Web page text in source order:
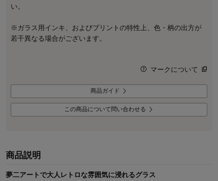
い。
※ガラス用インキ、およびプリントの特性上、色・柄の出方が
若干異なる場合がございます。
マークについて
商品ガイド
この商品について問い合わせる
商品説明
夢二アートで大人レトロな雰囲気に浸れるグラス